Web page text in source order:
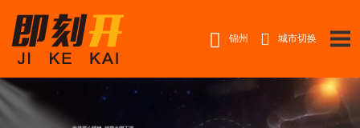
 锦州  城市切换